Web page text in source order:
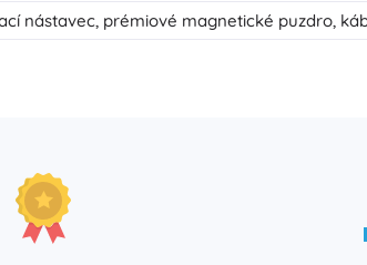
nástavec, prémiové magnetické puzdro,